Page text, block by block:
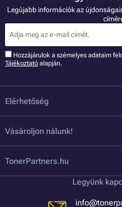
Legújabb információk az
Hozzájárulok a szémelyes adataim
Tájékoztató alapján.
Elérhetőség
Vásároljon nálunk!
TonerPartners.hu
Legyünk